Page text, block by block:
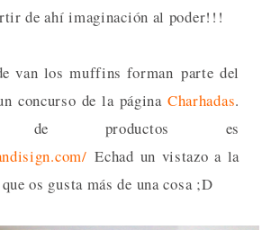
de ahí imaginación al poder!!!
van los muffins forman parte del
concurso de la página Charhadas.
productos es
Echad un vistazo a la
os gusta más de una cosa ;D